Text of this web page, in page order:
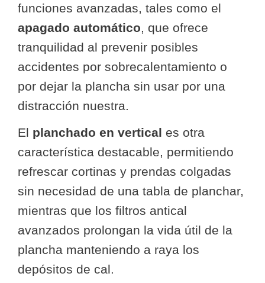
funciones avanzadas, tales como el
apagado automático, que ofrece
tranquilidad al prevenir posibles
accidentes por sobrecalentamiento o
por dejar la plancha sin usar por una
distracción nuestra.
El planchado en vertical es otra
característica destacable, permitiendo
refrescar cortinas y prendas colgadas
sin necesidad de una tabla de planchar,
mientras que los filtros antical
avanzados prolongan la vida útil de la
plancha manteniendo a raya los
depósitos de cal.